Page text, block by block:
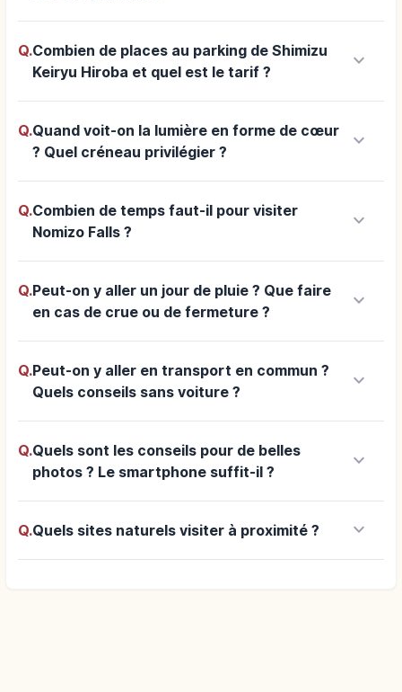
Q.Combien de places au parking de Shimizu
Keiryu Hiroba et quel est le tarif ?
keyboard_arrow_down
Q.Quand voit-on la lumière en forme de cœur
? Quel créneau privilégier ?
keyboard_arrow_down
Q.Combien de temps faut-il pour visiter
Nomizo Falls ?
keyboard_arrow_down
Q.Peut-on y aller un jour de pluie ? Que faire
en cas de crue ou de fermeture ?
keyboard_arrow_down
Q.Peut-on y aller en transport en commun ?
Quels conseils sans voiture ?
keyboard_arrow_down
Q.Quels sont les conseils pour de belles
photos ? Le smartphone suffit-il ?
keyboard_arrow_down
Q.Quels sites naturels visiter à proximité ? keyboard_arrow_down